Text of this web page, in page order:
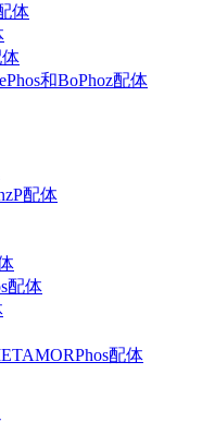
体
和BoPhoz配体
配体
配体
配体